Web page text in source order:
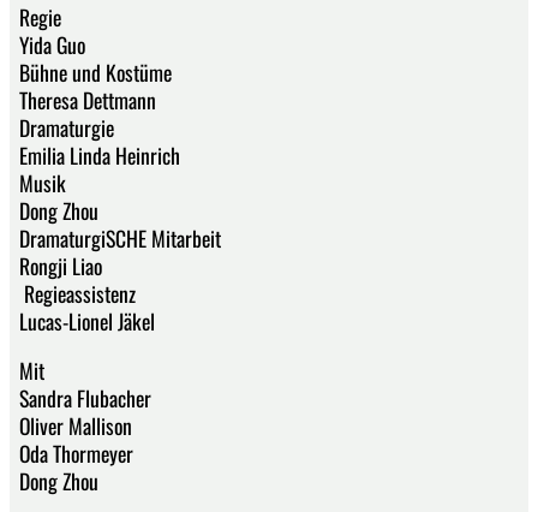
Regie
Yida Guo
Bühne und Kostüme
Theresa Dettmann
Dramaturgie
Emilia Linda Heinrich
Musik
Dong Zhou
DramaturgiSCHE Mitarbeit
Rongji Liao
Regieassistenz
Lucas-Lionel Jäkel
Mit
Sandra Flubacher
Oliver Mallison
Oda Thormeyer
Dong Zhou